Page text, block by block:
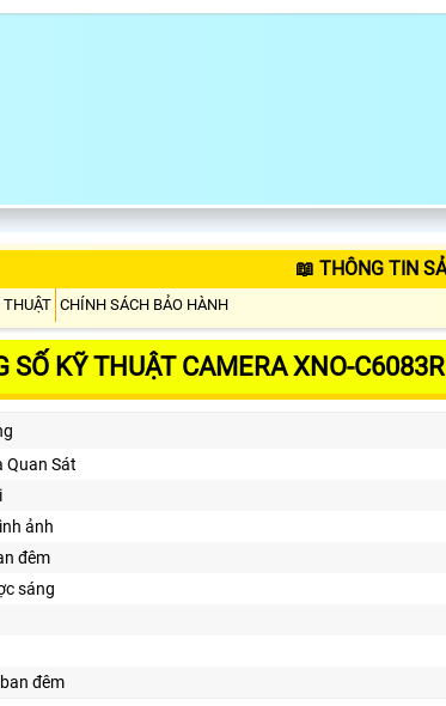
📖 THÔNG TIN
THUẬT CHÍNH SÁCH BẢO HÀNH
SỐ KỸ THUẬT CAMERA XNO-C6083R
Quan Sát
ảnh
đêm
sáng
đêm